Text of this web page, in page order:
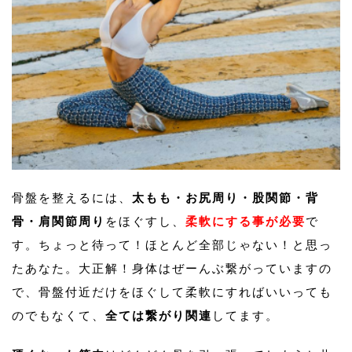
骨盤を整えるには、 太もも・お尻周り・股関節・背
骨・肩関節周り をほぐすし、 柔軟にする事が必要で
す。ちょっと待って！ほとんど全部じゃない！と思っ
たあなた。大正解！身体はぜーんぶ繋がっていますの
で、骨盤付近だけをほぐして柔軟にすればいいっても
のでもなくて、 全ては繋がり関連 してます。